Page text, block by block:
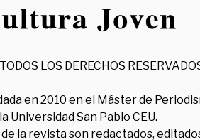
LOS DERECHOS
en 2010 en el Máster de
la Universidad San Pablo CEU.
la revista son redactados,